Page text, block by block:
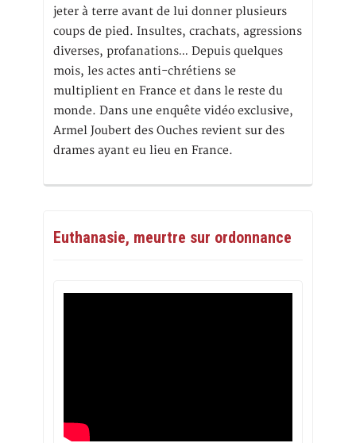
jeter à terre avant de lui donner plusieurs
coups de pied. Insultes, crachats, agressions
diverses, profanations… Depuis quelques
mois, les actes anti-chrétiens se
multiplient en France et dans le reste du
monde. Dans une enquête vidéo exclusive,
Armel Joubert des Ouches revient sur des
drames ayant eu lieu en France.
Euthanasie, meurtre sur ordonnance